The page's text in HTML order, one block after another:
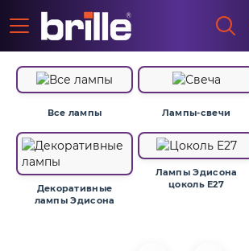
Все лампы
Декоративные
лампы Эдисона
Лампы-свечи
Лампы Эдисона
цоколь E27